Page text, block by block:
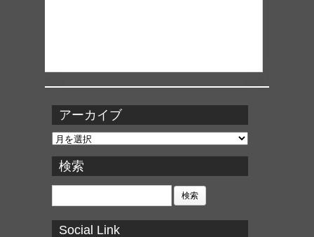
アーカイブ
ア
カ
イ
ブ
検索
検
Social Link